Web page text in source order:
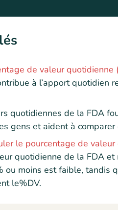
de valeur quotidienne
à l’apport quotidien
quotidiennes de la FDA
gens et aident à
le pourcentage de
quotidienne de la FDA
ou moins est faible, tandis
le%DV.